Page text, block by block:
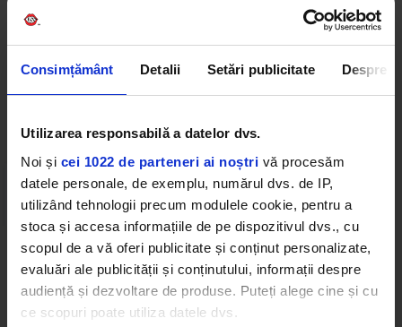
Consimțământ Detalii Setări publicitate Despre
Utilizarea responsabilă a datelor dvs.
Noi și cei 1022 de parteneri ai noștri vă procesăm
datele personale, de exemplu, numărul dvs. de IP,
utilizând tehnologii precum modulele cookie, pentru a
stoca și accesa informațiile de pe dispozitivul dvs., cu
scopul de a vă oferi publicitate și conținut personalizate,
evaluări ale publicității și conținutului, informații despre
audiență și dezvoltare de produse. Puteți alege cine și cu
ce scopuri poate utiliza datele dvs.
Cele mai ascultate playlist-uri